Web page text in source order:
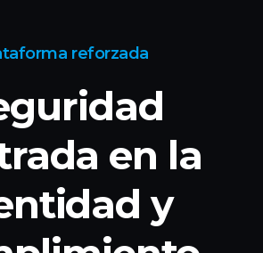
reforzada
en la
y